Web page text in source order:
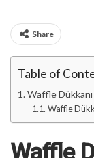
Share
Table of
Waffle Dükkanı
Waffle
Waffle